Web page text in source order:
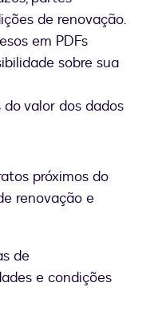
de renovação.
em PDFs
sobre sua
valor dos dados
próximos do
renovação e
de
e condições